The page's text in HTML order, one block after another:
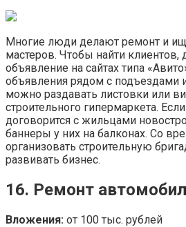
Многие люди делают ремонт и
мастеров. Чтобы найти клиентов,
объявление на сайтах типа
объявления рядом с подъездами
можно раздавать листовки или
строительного гипермаркета.
договорится с жильцами
баннеры у них на балконах. Со
организовать строительную
развивать бизнес.
16. Ремонт
Вложения: от 100 тыс. рублей